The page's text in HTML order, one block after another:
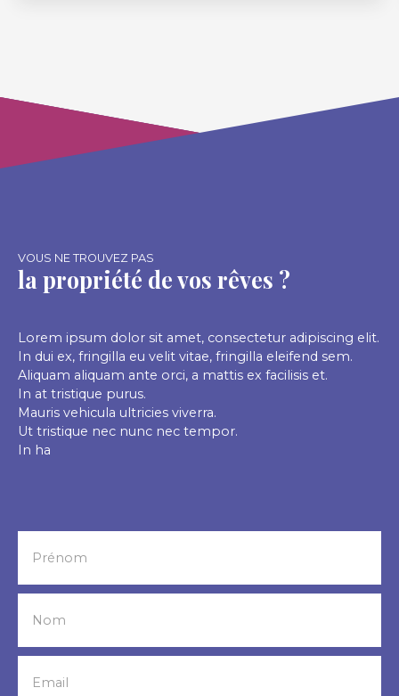
aucun travaux n'est à prévoir. La copropriété offre
un parc privatif aux habitants permettant de
profiter d'un cadre de vie calme et verdoyant.
VOUS NE TROUVEZ PAS
la propriété de vos rêves ?
Lorem ipsum dolor sit amet, consectetur adipiscing elit.
In dui ex, fringilla eu velit vitae, fringilla eleifend sem.
Aliquam aliquam ante orci, a mattis ex facilisis et.
In at tristique purus.
Mauris vehicula ultricies viverra.
Ut tristique nec nunc nec tempor.
In ha
Prénom
Nom
Email